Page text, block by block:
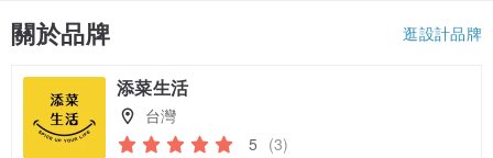
關於品牌 逛設計品牌
添菜生活
台灣
5 (3)